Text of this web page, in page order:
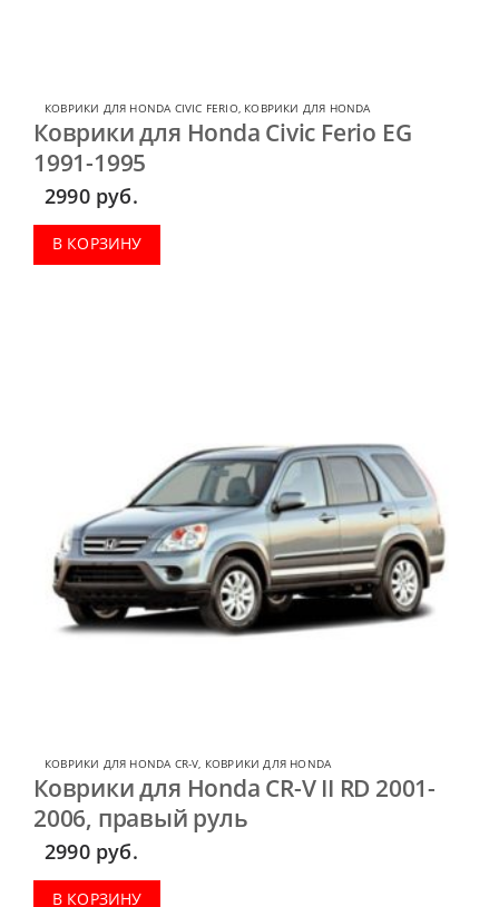
КОВРИКИ ДЛЯ HONDA CIVIC FERIO, КОВРИКИ ДЛЯ HONDA
Коврики для Honda Civic Ferio EG
1991-1995
2990 руб.
В КОРЗИНУ
КОВРИКИ ДЛЯ HONDA CR-V КОВРИКИ ДЛЯ HONDA
Коврики для Honda CR-V II RD 2001-
2006, правый руль
2990 руб.
В КОРЗИНУ